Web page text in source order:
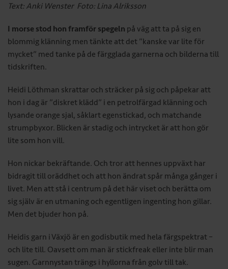
Text: Anki Wenster Foto: Lina Alriksson
I morse stod hon framför spegeln på väg att ta på sig en
blommig klänning men tänkte att det ”kanske var lite för
mycket” med tanke på de färgglada garnerna och bilderna till
tidskriften.
Heidi Löthman skrattar och sträcker på sig och påpekar att
hon i dag är ”diskret klädd” i en petrolfärgad klänning och
lysande orange sjal, såklart egenstickad, och matchande
strumpbyxor. Blicken är stadig och intrycket är att hon gör
lite som hon vill.
Hon nickar bekräftande. Och tror att hennes uppväxt har
bidragit till oräddhet och att hon ändrat spår många gånger i
livet. Men att stå i centrum på det här viset och berätta om
sig själv är en utmaning och egentligen ingenting hon gillar.
Men det bjuder hon på.
Heidis garn i Växjö är en godisbutik med hela färgspektrat –
och lite till. Oavsett om man är stickfreak eller inte blir man
sugen. Garnnystan trängs i hyllorna från golv till tak.